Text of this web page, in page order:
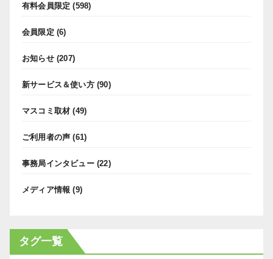
有料会員限定 (598)
会員限定 (6)
お知らせ(207)
新サービス＆使い方(90)
マスコミ取材 (49)
ご利用者の声 (61)
事務局インタビュー(22)
メディア情報 (9)
タグ一覧